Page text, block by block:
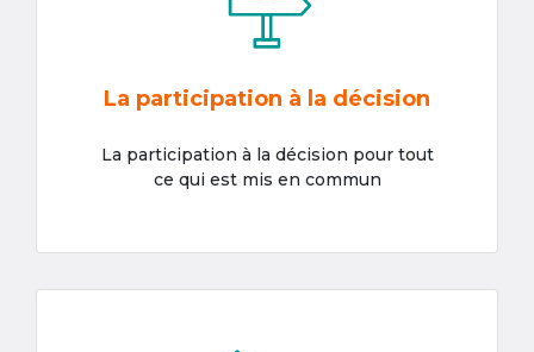
La participation à la décision
La participation à la décision pour tout
ce qui est mis en commun